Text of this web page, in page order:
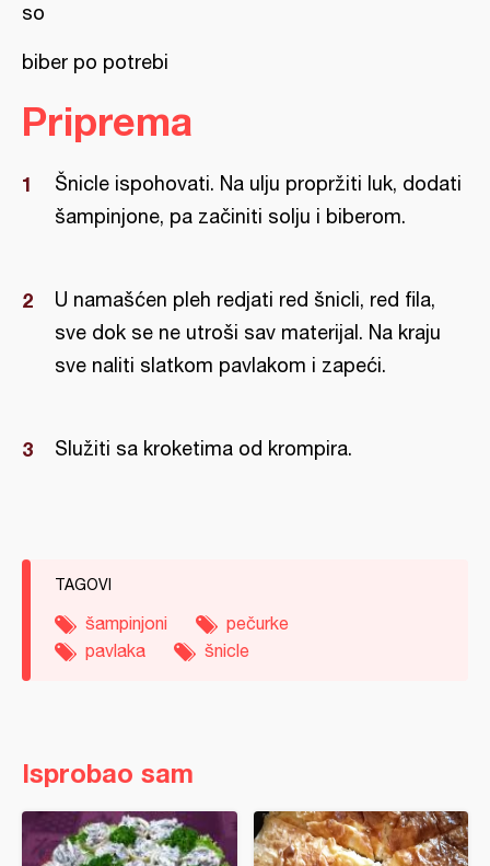
so
biber po potrebi
Priprema
Šnicle ispohovati. Na ulju propržiti luk, dodati
šampinjone, pa začiniti solju i biberom.
U namašćen pleh redjati red šnicli, red fila,
sve dok se ne utroši sav materijal. Na kraju
sve naliti slatkom pavlakom i zapeći.
Služiti sa kroketima od krompira.
TAGOVI
šampinjoni
pečurke
pavlaka
šnicle
Isprobao sam